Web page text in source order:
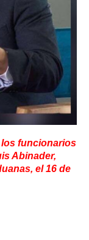
funcionarios
Abinader,
el 16 de